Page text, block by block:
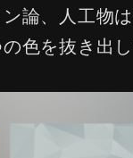
論、人工物
色を抜き出